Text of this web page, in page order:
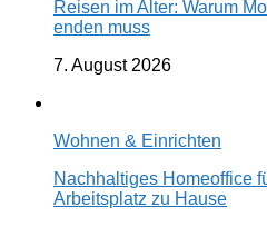
Reisen im Alter: Warum
enden muss
7. August 2026
Wohnen & Einrichten
Nachhaltiges Homeoffice
Arbeitsplatz zu Hause